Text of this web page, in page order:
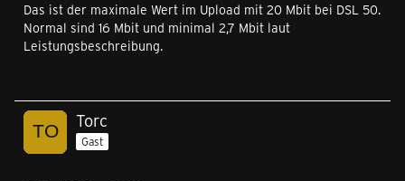
Das ist der maximale Wert im Upload mit 20 Mbit bei DSL 50.
Normal sind 16 Mbit und minimal 2,7 Mbit laut
Leistungsbeschreibung.
Torc
Gast